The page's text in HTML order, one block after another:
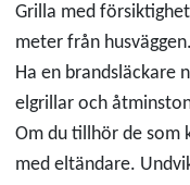
Grilla med
meter från husväggen.
Ha en brandsläckare
elgrillar och
Om du tillhör de som
med eltändare.